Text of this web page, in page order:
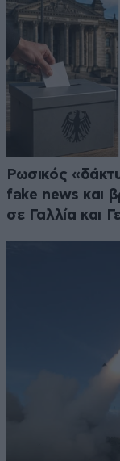
Ρωσικός
fake news και
σε Γαλλία και